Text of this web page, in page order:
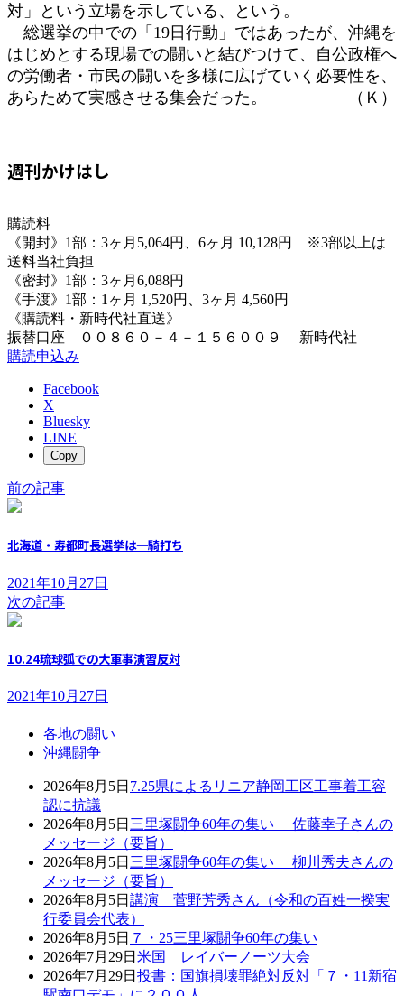
対」という立場を示している、という。
総選挙の中での「19日行動」ではあったが、沖縄を
はじめとする現場での闘いと結びつけて、自公政権へ
の労働者・市民の闘いを多様に広げていく必要性を、
あらためて実感させる集会だった。 （Ｋ）
週刊かけはし
購読料
《開封》1部：3ヶ月5,064円、6ヶ月 10,128円 ※3部以上は
送料当社負担
《密封》1部：3ヶ月6,088円
《手渡》1部：1ヶ月 1,520円、3ヶ月 4,560円
《購読料・新時代社直送》
振替口座 ００８６０－４－１５６００９ 新時代社
購読申込み
Facebook
X
Bluesky
LINE
Copy
前の記事
北海道・寿都町長選挙は一騎打ち
2021年10月27日
次の記事
10.24琉球弧での大軍事演習反対
2021年10月27日
各地の闘い
沖縄闘争
2026年8月5日 7.25県によるリニア静岡工区工事着工容
認に抗議
2026年8月5日 三里塚闘争60年の集い 佐藤幸子さんの
メッセージ（要旨）
2026年8月5日 三里塚闘争60年の集い 柳川秀夫さんの
メッセージ（要旨）
2026年8月5日 講演 菅野芳秀さん（令和の百姓一揆実
行委員会代表）
2026年8月5日 ７・25三里塚闘争60年の集い
2026年7月29日 米国 レイバーノーツ大会
2026年7月29日 投書：国旗損壊罪絶対反対「７・11新宿